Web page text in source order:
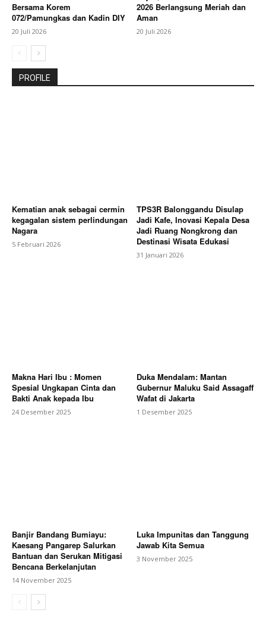
Bersama Korem
072/Pamungkas dan Kadin DIY
20 Juli 2026
2026 Berlangsung Meriah dan
Aman
20 Juli 2026
PROFILE
Kematian anak sebagai cermin
kegagalan sistem perlindungan
Nagara
5 Februari 2026
TPS3R Balonggandu Disulap
Jadi Kafe, Inovasi Kepala Desa
Jadi Ruang Nongkrong dan
Destinasi Wisata Edukasi
31 Januari 2026
Makna Hari Ibu : Momen
Spesial Ungkapan Cinta dan
Bakti Anak kepada Ibu
24 Desember 2025
Duka Mendalam: Mantan
Gubernur Maluku Said Assagaff
Wafat di Jakarta
1 Desember 2025
Banjir Bandang Bumiayu:
Kaesang Pangarep Salurkan
Bantuan dan Serukan Mitigasi
Bencana Berkelanjutan
14 November 2025
Luka Impunitas dan Tanggung
Jawab Kita Semua
3 November 2025